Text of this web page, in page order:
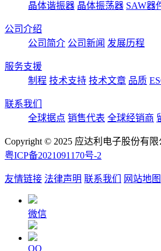
晶体谐振器 晶体振荡器 SAW器
公司介绍
公司简介 公司新闻 发展历程
服务支援
制程 技术支持 技术文章 品质
联系我们
全球据点 销售代表 全球经销商
Copyright © 2025 应达利电子股份有限
粤ICP备2021091170号-2
友情链接 法律声明 联系我们 网站地图
微信
QQ